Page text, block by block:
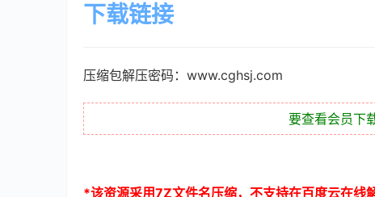
下载链接
压缩包解压密码：www.cghsj.com
要查看会员下
*该资源采用7Z文件名压缩，不支持在百度云在线